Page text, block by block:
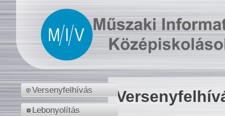
Versenyfelhívás
Lebonyolítás